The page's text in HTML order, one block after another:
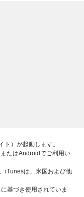
ト）が起動します。
たはAndroidでご利用い
iTunesは、米国および他
基づき使用されていま